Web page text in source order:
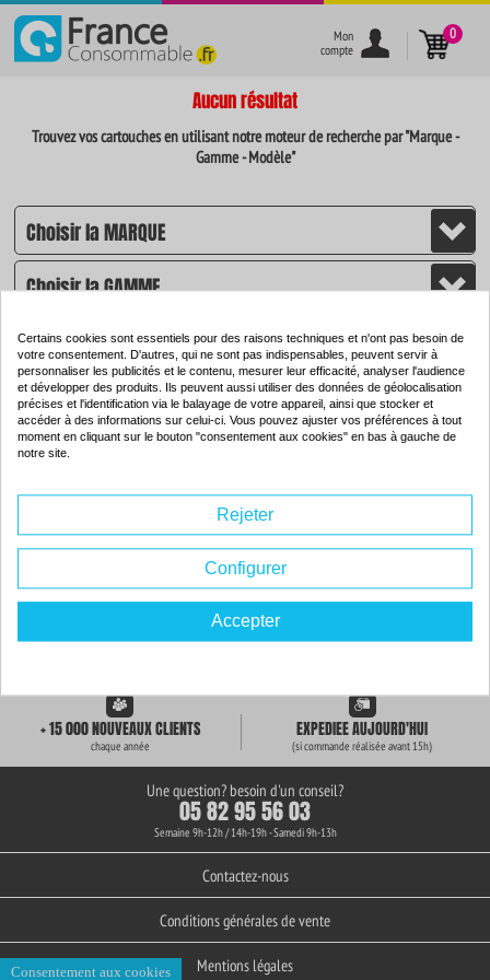
}
Mon
compte
0
Aucun résultat
Trouvez vos cartouches en utilisant notre moteur de recherche par "Marque -
Gamme - Modèle"
CHERCHER
LIVRAISON GRATUITE + de 3000 REFERENCES
+ 15 000 NOUVEAUX CLIENTS
chaque année
EXPEDIEE AUJOURD'HUI
(si commande réalisée avant 15h)
Une question? besoin d'un conseil?
05 82 95 56 03
Semaine 9h-12h / 14h-19h - Samedi 9h-13h
Contactez-nous
Conditions générales de vente
Mentions légales
Certains cookies sont essentiels pour des raisons techniques et n'ont pas besoin de
votre consentement. D'autres, qui ne sont pas indispensables, peuvent servir à
personnaliser les publicités et le contenu, mesurer leur efficacité, analyser l'audience
et développer des produits. Ils peuvent aussi utiliser des données de géolocalisation
précises et l'identification via le balayage de votre appareil, ainsi que stocker et
accéder à des informations sur celui-ci. Vous pouvez ajuster vos préférences à tout
moment en cliquant sur le bouton "consentement aux cookies" en bas à gauche de
notre site.
Rejeter
Configurer
Accepter
Consentement aux cookies